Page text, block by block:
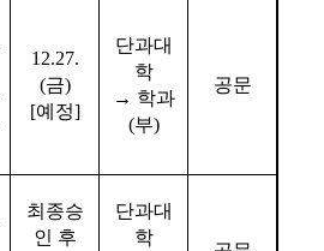
12.27.
(금)
[예정]
단과대
학
→ 학과
(부)
공문
최종승
인 후
단과대
학